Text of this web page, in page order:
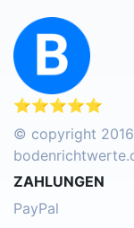
⭐⭐⭐⭐⭐
© copyright
ZAHLUNGEN
PayPal